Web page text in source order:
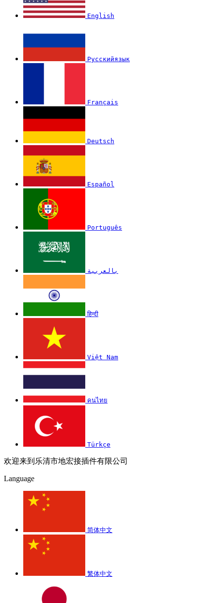
English
Русскийязык
Français
Deutsch
Español
Português
بالعربية
हिन्दी
Việt Nam
คนไทย
Türkçe
欢迎来到乐清市地宏接插件有限公司
Language
简体中文
繁体中文